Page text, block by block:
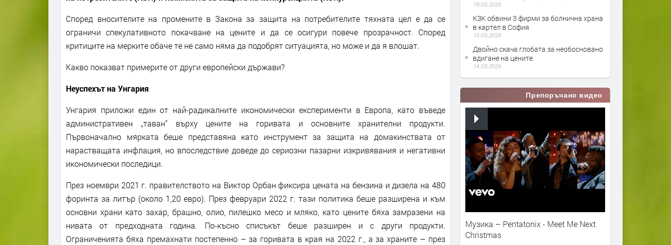
Според вносителите на промените в Закона за защита на потребителите тяхната цел е да се
ограничи спекулативното покачване на цените и да се осигури повече прозрачност. Според
критиците на мерките обаче те не само няма да подобрят ситуацията, но може и да я влошат.
Какво показват примерите от други европейски държави?
Неуспехът на Унгария
Унгария приложи един от най-радикалните икономически експерименти в Европа, като въведе
административен „таван“ върху цените на горивата и основните хранителни продукти.
Първоначално мярката беше представяна като инструмент за защита на домакинствата от
нарастващата инфлация, но впоследствие доведе до сериозни пазарни изкривявания и негативни
икономически последици.
През ноември 2021 г. правителството на Виктор Орбан фиксира цената на бензина и дизела на 480
форинта за литър (около 1,20 евро). През февруари 2022 г. тази политика беше разширена и към
основни храни като захар, брашно, олио, пилешко месо и мляко, като цените бяха замразени на
нивата от предходната година. По-късно списъкът беше разширен и с други продукти.
Ограниченията бяха премахнати постепенно – за горивата в края на 2022 г., а за храните – през
19.05.2026
КЗК обвини 3 фирми за болнична храна
в картел в София
15.05.2026
Двойно скача глобата за необосновано
вдигане на цените
14.05.2026
Препоръчано видео
Музика – Pentatonix - Meet Me Next
Christmas